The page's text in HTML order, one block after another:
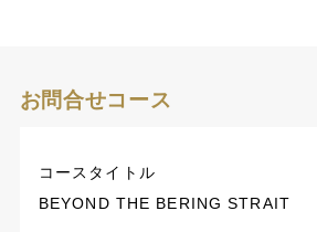
お問合せコース
コースタイトル
BEYOND THE BERING STRAIT